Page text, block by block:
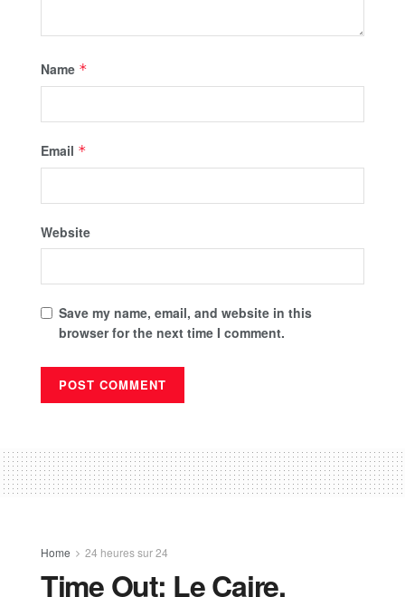
Name *
Email *
Website
Save my name, email, and website in this
browser for the next time I comment.
Home 24 heures sur 24
Time Out: Le Caire,